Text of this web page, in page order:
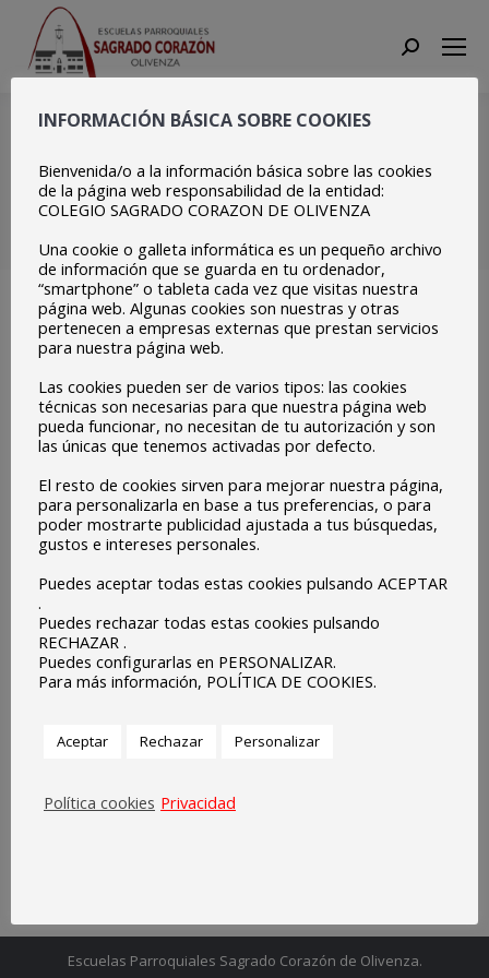
Search:
Días del Síndrome de
Down hoy 21 de Marzo y
del Autismo 2 de Abril
Estás aquí:
Inicio Centro Días del Síndrome de Down…
Hoy día 21 de Marzo se celebra el día del Síndrome de
Down.
Y el 2 de Abril el día del Autismo.
entradas
Escuelas Parroquiales Sagrado Corazón de Olivenza.
INFORMACIÓN BÁSICA SOBRE COOKIES
Bienvenida/o a la información básica sobre las cookies
de la página web responsabilidad de la entidad:
COLEGIO SAGRADO CORAZON DE OLIVENZA
Una cookie o galleta informática es un pequeño archivo
de información que se guarda en tu ordenador,
“smartphone” o tableta cada vez que visitas nuestra
página web. Algunas cookies son nuestras y otras
pertenecen a empresas externas que prestan servicios
para nuestra página web.
Las cookies pueden ser de varios tipos: las cookies
técnicas son necesarias para que nuestra página web
pueda funcionar, no necesitan de tu autorización y son
las únicas que tenemos activadas por defecto.
El resto de cookies sirven para mejorar nuestra página,
para personalizarla en base a tus preferencias, o para
poder mostrarte publicidad ajustada a tus búsquedas,
gustos e intereses personales.
Puedes aceptar todas estas cookies pulsando ACEPTAR
.
Puedes rechazar todas estas cookies pulsando
RECHAZAR .
Puedes configurarlas en PERSONALIZAR.
Para más información, POLÍTICA DE COOKIES.
Aceptar Rechazar Personalizar
Política cookies Privacidad